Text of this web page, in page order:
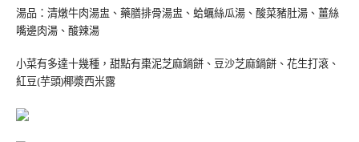
湯品：清燉牛肉湯盅、藥膳排骨湯盅、蛤蠣絲瓜湯、酸菜豬肚湯、薑絲
嘴邊肉湯、酸辣湯
小菜有多達十幾種，甜點有棗泥芝麻鍋餅、豆沙芝麻鍋餅、花生打滾、
紅豆(芋頭)椰漿西米露